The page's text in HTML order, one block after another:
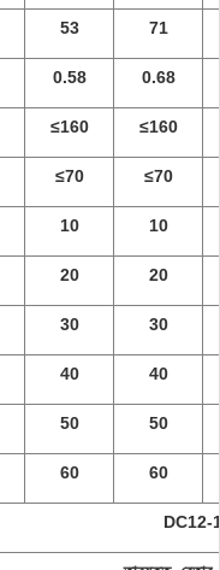
53 71
0.58 0.68
≤160 ≤160
≤70 ≤70
10 10
20 20
30 30
40 40
50 50
60 60
DC12-